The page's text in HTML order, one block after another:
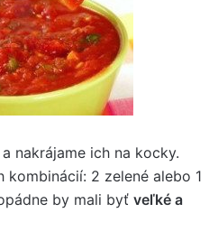
nakrájame ich na kocky.
2 zelené alebo 1
by mali byť veľké a